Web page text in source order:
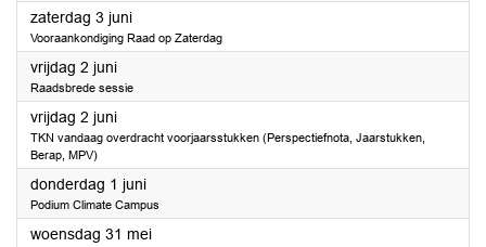
zaterdag 3 juni2023
Vooraankondiging Raad op Zaterdag
vrijdag 2 juni2023
Raadsbrede sessie
vrijdag 2 juni2023
TKN vandaag overdracht voorjaarsstukken (Perspectiefnota, Jaarstukken,
Berap, MPV)
donderdag 1 juni2023
Podium Climate Campus
woensdag 31 mei2023